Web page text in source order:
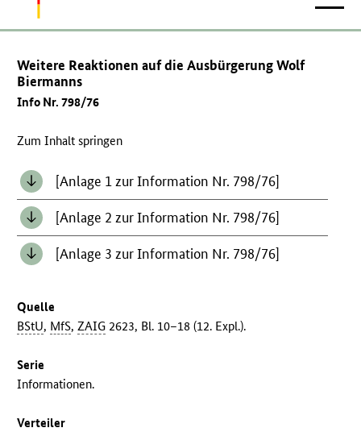
Weitere Reaktionen auf die Ausbürgerung Wolf
Biermanns
Info Nr. 798/76
Zum Inhalt springen
[Anlage 1 zur Information Nr. 798/76]
[Anlage 2 zur Information Nr. 798/76]
[Anlage 3 zur Information Nr. 798/76]
Quelle
BStU, MfS,ZAIG 2623, Bl. 10–18 (12. Expl.).
Serie
Informationen.
Verteiler